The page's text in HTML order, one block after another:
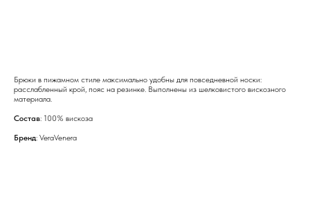
Брюки в пижамном стиле максимально удобны для повседневной носки:
расслабленный крой, пояс на резинке. Выполнены из шелковистого вискозного
материала.
Состав: 100% вискоза
Бренд: VeraVenera
на главную